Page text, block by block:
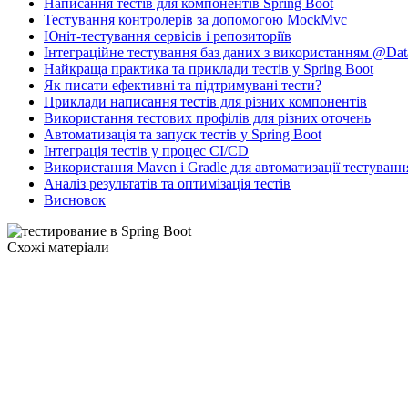
Тестування контролерів за допомогою MockMvc
Юніт-тестування сервісів і репозиторіїв
Інтеграційне тестування баз даних з використанням
Найкраща практика та приклади тестів у Spring Boot
Як писати ефективні та підтримувані тести?
Приклади написання тестів для різних компонентів
Використання тестових профілів для різних оточень
Автоматизація та запуск тестів у Spring Boot
Інтеграція тестів у процес CI/CD
Використання Maven і Gradle для автоматизації
Аналіз результатів та оптимізація тестів
Висновок
Схожі матеріали